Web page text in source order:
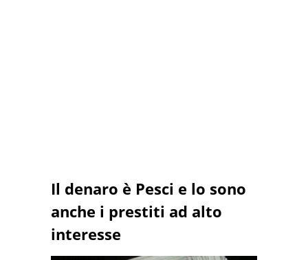
Il denaro è Pesci e lo sono
anche i prestiti ad alto
interesse